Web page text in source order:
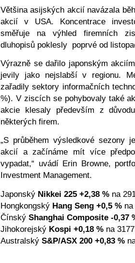
Většina asijských akcií navázala
akcií v USA. Koncentrace
směřuje na výhled firemních
dluhopisů poklesly poprvé od
Výrazně se dařilo japonským
jevily jako nejslabší v regionu.
zařadily sektory informačních
%). V ziscích se pohybovaly také
akcie klesaly především z
některých firem.
„S průběhem výsledkové sezony
akcií a začínáme mít více
vypadat,“ uvádí Erin Browne,
Investment Management.
Japonský Nikkei 225 +2,38 % na
Hongkongský Hang Seng +0,5 %
Čínský Shanghai Composite -0,37
Jihokorejský Kospi +0,18 % na
Australský S&P/ASX 200 +0,83 %